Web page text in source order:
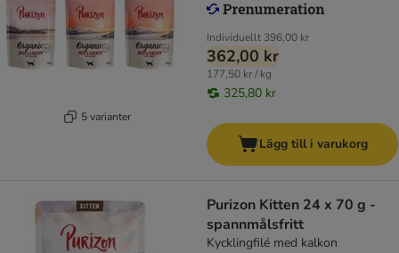
5 varianter
Individuellt 396,00 kr
362,00 kr
177,50 kr / kg
325,80 kr
Lägg till i varukorg
Purizon Kitten 24 x 70 g -
spannmålsfritt
Kycklingfilé med kalkon